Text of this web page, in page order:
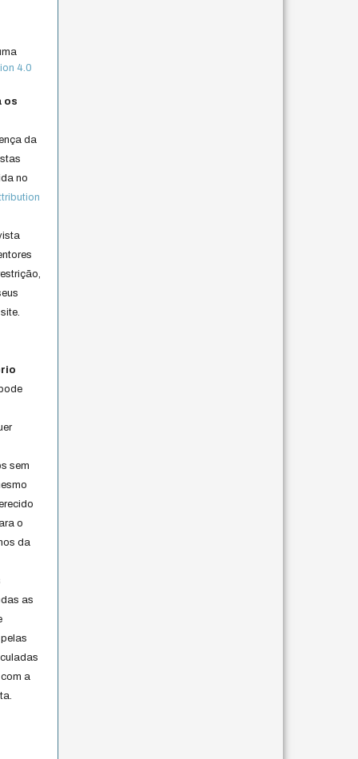
4.0
os
da
no
sem
o
da
as
a